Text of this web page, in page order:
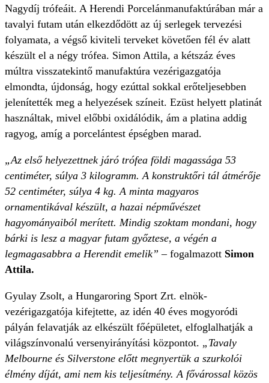
Nagydíj trófeáit. A Herendi Porcelánmanufaktúrában már a
tavalyi futam után elkezdődött az új serlegek tervezési
folyamata, a végső kiviteli terveket követően fél év alatt
készült el a négy trófea. Simon Attila, a kétszáz éves
múltra visszatekintő manufaktúra vezérigazgatója
elmondta, újdonság, hogy ezúttal sokkal erőteljesebben
jelenítették meg a helyezések színeit. Ezüst helyett platinát
használtak, mivel előbbi oxidálódik, ám a platina addig
ragyog, amíg a porcelántest épségben marad.
„Az első helyezettnek járó trófea földi magassága 53
centiméter, súlya 3 kilogramm. A konstruktőri tál átmérője
52 centiméter, súlya 4 kg. A minta magyaros
ornamentikával készült, a hazai népművészet
hagyományaiból merített. Mindig szoktam mondani, hogy
bárki is lesz a magyar futam győztese, a végén a
legmagasabbra a Herendit emelik” – fogalmazott Simon
Attila.
Gyulay Zsolt, a Hungaroring Sport Zrt. elnök-
vezérigazgatója kifejtette, az idén 40 éves mogyoródi
pályán felavatják az elkészült főépületet, elfoglalhatják a
világszínvonalú versenyirányítási központot. „Tavaly
Melbourne és Silverstone előtt megnyertük a szurkolói
élmény díját, ami nem kis teljesítmény. A fővárossal közös